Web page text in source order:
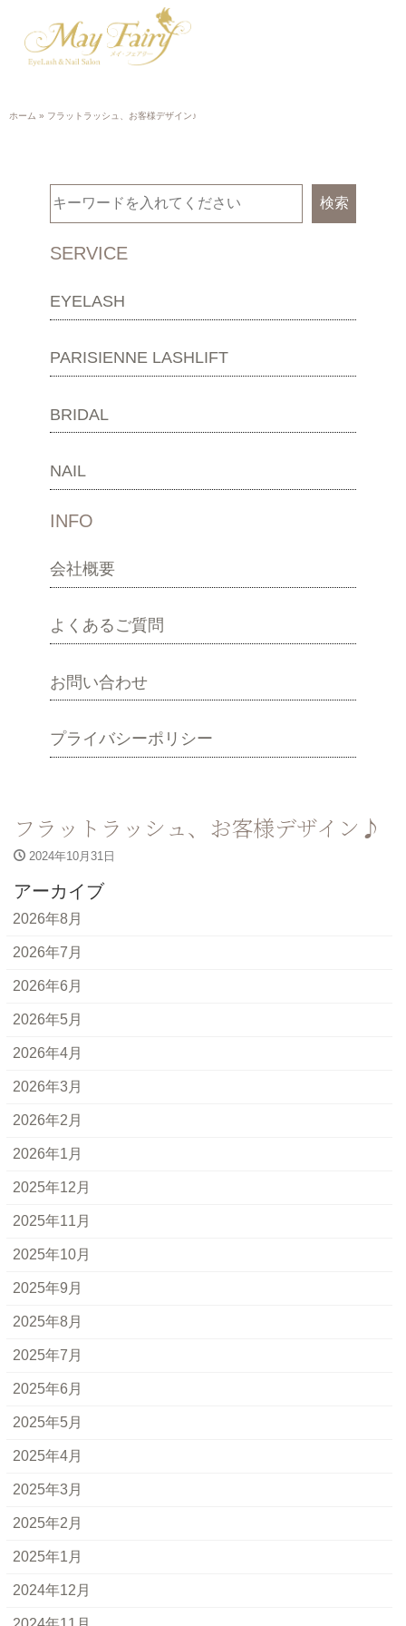
ホーム » フラットラッシュ、お客様デザイン♪
検索
SERVICE
EYELASH
PARISIENNE LASHLIFT
BRIDAL
NAIL
INFO
会社概要
よくあるご質問
お問い合わせ
プライバシーポリシー
フラットラッシュ、お客様デザイン♪
2024年10月31日
アーカイブ
2026年8月
2026年7月
2026年6月
2026年5月
2026年4月
2026年3月
2026年2月
2026年1月
2025年12月
2025年11月
2025年10月
2025年9月
2025年8月
2025年7月
2025年6月
2025年5月
2025年4月
2025年3月
2025年2月
2025年1月
2024年12月